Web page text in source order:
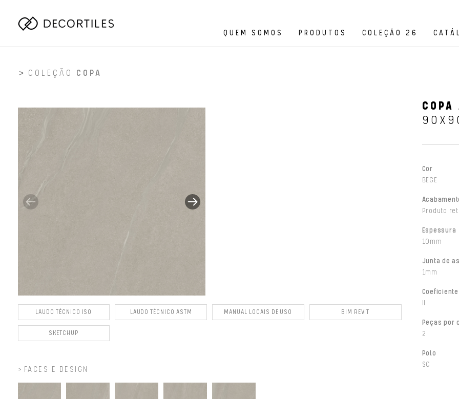
QUEM SOMOS PRODUTOS COLEÇÃO 26
COLEÇÃO COPA
LAUDO TÉCNICO ISO LAUDO TÉCNICO ASTM MANUAL LOCAIS DE USO BIM REVIT
SKETCHUP
FACES E DESIGN
COPA
Cor
BEGE
Produto
Espessura
10mm
Junta de
1mm
Peças por
2
Polo
SC